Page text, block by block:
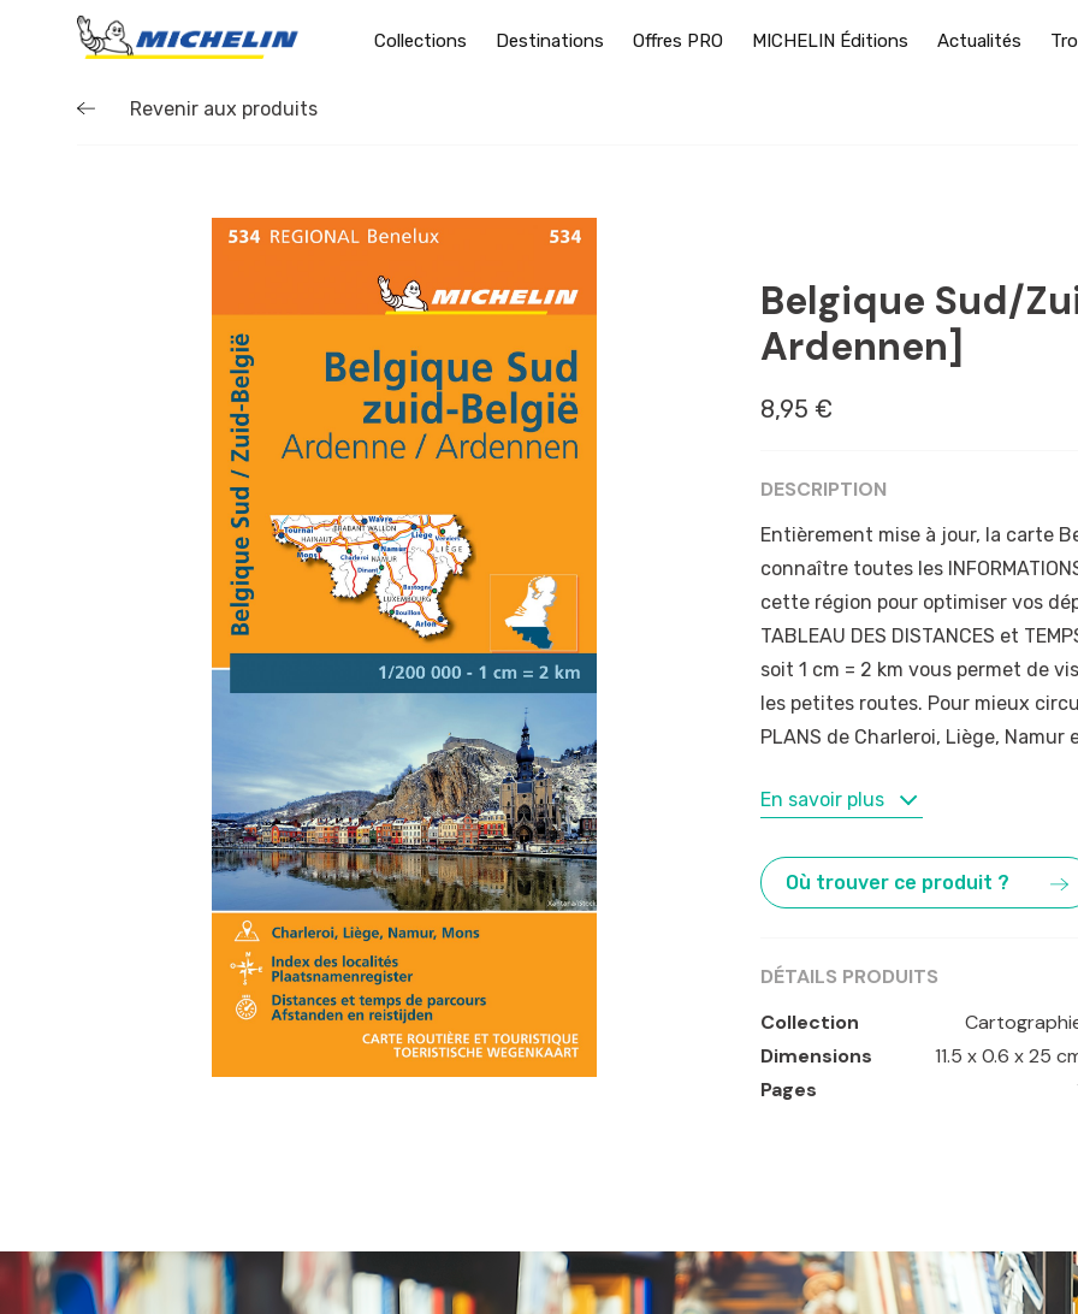
Collections Destinations Offres PRO MICHELIN Éditions Actualités
Revenir aux produits
Belgique Sud/
Ardennen]
8,95 €
DESCRIPTION
Entièrement mise à jour, la carte
connaître toutes les
cette région pour optimiser vos
TABLEAU DES DISTANCES et
soit 1 cm = 2 km vous permet de
les petites routes. Pour mieux
PLANS de Charleroi, Liège, Namur
MOTS-CLÉS
En savoir plus
Où trouver ce produit ?
DÉTAILS PRODUITS
Collection
Dimensions
11.5 x 0.6 x 25
Pages